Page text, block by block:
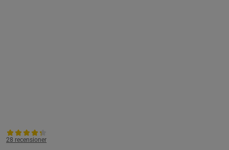
28 recensioner